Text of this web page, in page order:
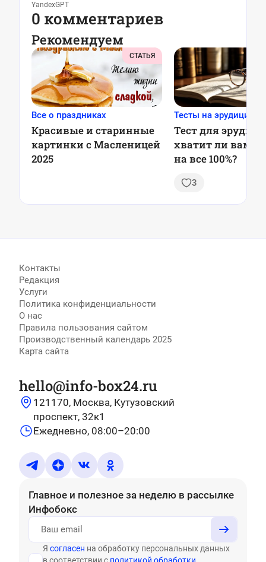
YandexGPT
0 комментариев
Рекомендуем
СТАТЬЯ
Все о праздниках
Красивые и старинные
картинки с Масленицей
2025
Тесты на эрудицию
Тест для
хватит ли вам
на все 100%?
3
Контакты
Редакция
Услуги
Политика конфиденциальности
О нас
Правила пользования сайтом
Производственный календарь 2025
Карта сайта
hello@info-box24.ru
121170, Москва, Кутузовский
проспект, 32к1
Ежедневно, 08:00–20:00
Главное и полезное за неделю в рассылке
Инфобокс
Я согласен на обработку персональных данных